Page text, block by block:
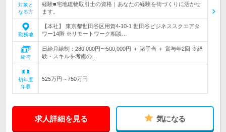
対象と
なる方
経験■宅地建物取引士の資格｜あなたの経験を街づくりに活かせ
ます。
勤務地
【本社】 東京都世田谷区用賀4-10-1 世田谷ビジネススクエアタ
ワー14階 ※リモートワーク相談…
給与
日給月給制：280,000円〜500,000円 ＋ 諸手当 ＋ 賞与年2回 ※経
験・スキルを考慮の…
初年度
年収
525万円～750万円
求人詳細を見る 気になる